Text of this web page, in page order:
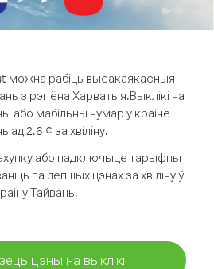
можна рабіць высакаякасныя
з рэгіёна Харватыя.Выклікі на
або мабільны нумар у краіне
ад 2.6 ¢ за хвіліну.
або падключыце тарыфны
па лепшых цэнах за хвіліну ў
Тайвань.
цэны на выклікі